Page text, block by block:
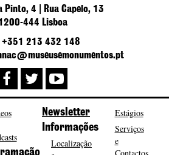
Pinto, 4 | Rua Capelo, 13
444 Lisboa
+351 213 432 148
Newsletter
Informações
Localização
Estágios
Serviços
e